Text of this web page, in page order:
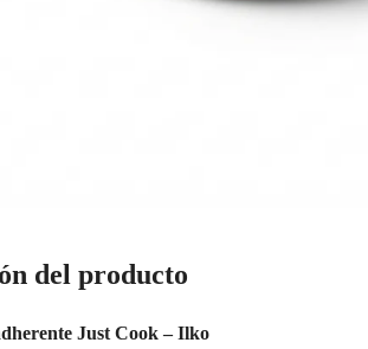
del producto
Just Cook – Ilko